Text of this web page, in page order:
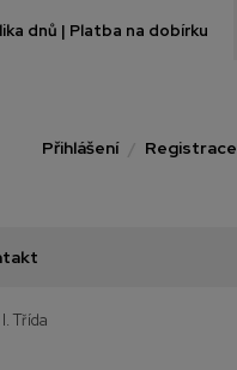
dnů | Platba na dobírku
Přihlášení Registrace
Třída